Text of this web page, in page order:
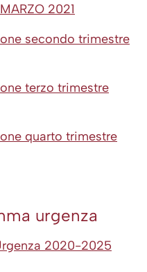
2021
secondo trimestre
terzo trimestre
quarto trimestre
urgenza
2020-2025